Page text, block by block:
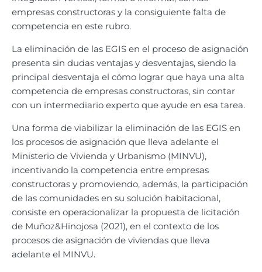
empresas constructoras y la consiguiente falta de
competencia en este rubro.
La eliminación de las EGIS en el proceso de asignación
presenta sin dudas ventajas y desventajas, siendo la
principal desventaja el cómo lograr que haya una alta
competencia de empresas constructoras, sin contar
con un intermediario experto que ayude en esa tarea.
Una forma de viabilizar la eliminación de las EGIS en
los procesos de asignación que lleva adelante el
Ministerio de Vivienda y Urbanismo (MINVU),
incentivando la competencia entre empresas
constructoras y promoviendo, además, la participación
de las comunidades en su solución habitacional,
consiste en operacionalizar la propuesta de licitación
de Muñoz&Hinojosa (2021), en el contexto de los
procesos de asignación de viviendas que lleva
adelante el MINVU.